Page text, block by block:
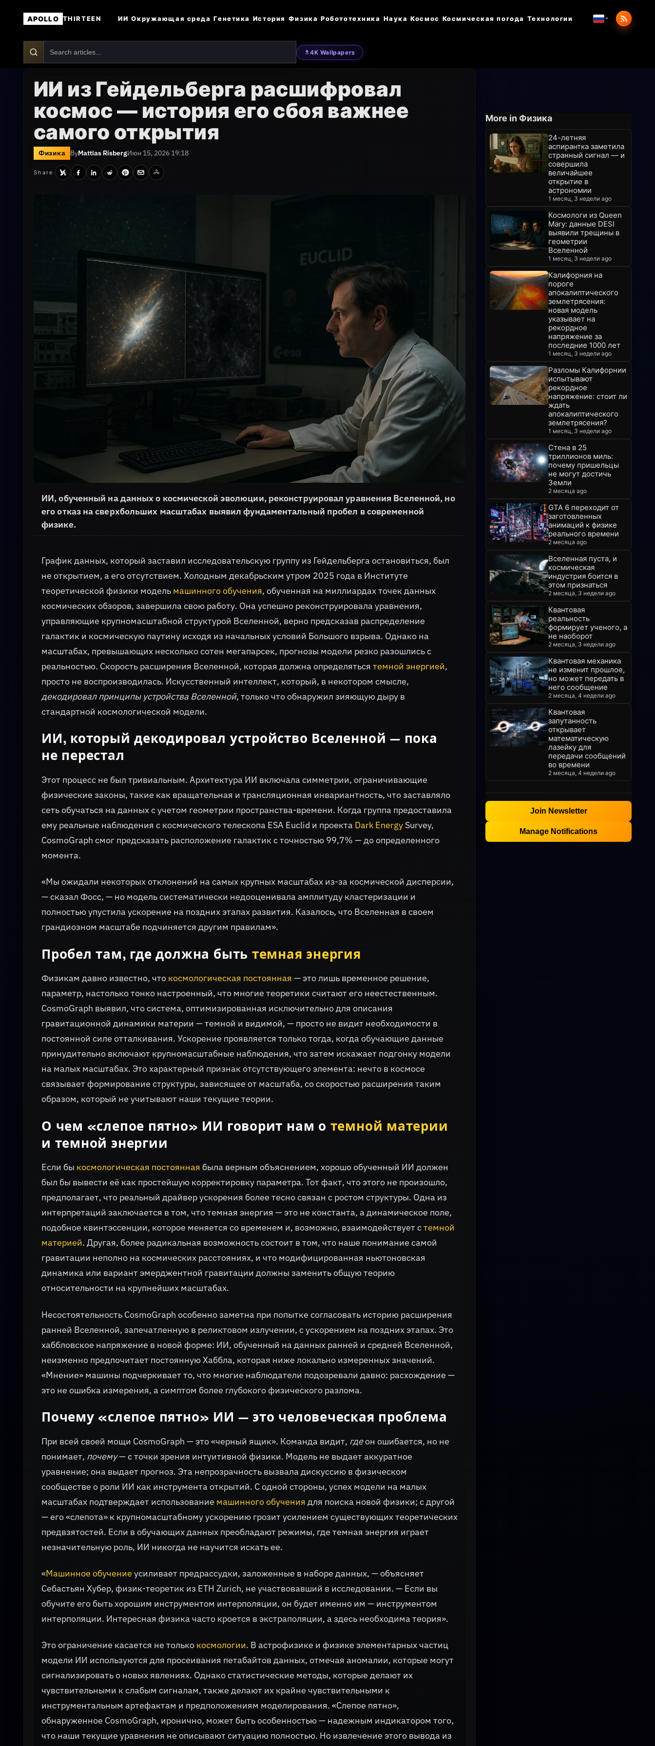
APOLLO THIRTEEN ИИ Окружающая среда Генетика История Физика Робототехника Наука Космос Космическая погода Технологии
4K Wallpapers
ИИ из Гейдельберга расшифровал
космос — история его сбоя важнее
самого открытия
Физика ByMattias RisbergИюн 15, 2026 19:18
Share
ИИ, обученный на данных о космической эволюции, реконструировал уравнения Вселенной, но
его отказ на сверхбольших масштабах выявил фундаментальный пробел в современной
физике.
График данных, который заставил исследовательскую группу из Гейдельберга остановиться, был
не открытием, а его отсутствием. Холодным декабрьским утром 2025 года в Институте
теоретической физики модель машинного обучения, обученная на миллиардах точек данных
космических обзоров, завершила свою работу. Она успешно реконструировала уравнения,
управляющие крупномасштабной структурой Вселенной, верно предсказав распределение
галактик и космическую паутину исходя из начальных условий Большого взрыва. Однако на
масштабах, превышающих несколько сотен мегапарсек, прогнозы модели резко разошлись с
реальностью. Скорость расширения Вселенной, которая должна определяться темной энергией,
просто не воспроизводилась. Искусственный интеллект, который, в некотором смысле,
декодировал принципы устройства Вселенной, только что обнаружил зияющую дыру в
стандартной космологической модели.
ИИ, который декодировал устройство Вселенной — пока
не перестал
Этот процесс не был тривиальным. Архитектура ИИ включала симметрии, ограничивающие
физические законы, такие как вращательная и трансляционная инвариантность, что заставляло
сеть обучаться на данных с учетом геометрии пространства-времени. Когда группа предоставила
ему реальные наблюдения с космического телескопа ESA Euclid и проекта Dark Energy Survey,
CosmoGraph смог предсказать расположение галактик с точностью 99,7% — до определенного
момента.
«Мы ожидали некоторых отклонений на самых крупных масштабах из-за космической дисперсии,
— сказал Фосс, — но модель систематически недооценивала амплитуду кластеризации и
полностью упустила ускорение на поздних этапах развития. Казалось, что Вселенная в своем
грандиозном масштабе подчиняется другим правилам».
Пробел там, где должна быть темная энергия
Физикам давно известно, что космологическая постоянная — это лишь временное решение,
параметр, настолько тонко настроенный, что многие теоретики считают его неестественным.
CosmoGraph выявил, что система, оптимизированная исключительно для описания
гравитационной динамики материи — темной и видимой, — просто не видит необходимости в
постоянной силе отталкивания. Ускорение проявляется только тогда, когда обучающие данные
принудительно включают крупномасштабные наблюдения, что затем искажает подгонку модели
на малых масштабах. Это характерный признак отсутствующего элемента: нечто в космосе
связывает формирование структуры, зависящее от масштаба, со скоростью расширения таким
образом, который не учитывают наши текущие теории.
О чем «слепое пятно» ИИ говорит нам о темной материи
и темной энергии
Если бы космологическая постоянная была верным объяснением, хорошо обученный ИИ должен
был бы вывести её как простейшую корректировку параметра. Тот факт, что этого не произошло,
предполагает, что реальный драйвер ускорения более тесно связан с ростом структуры. Одна из
интерпретаций заключается в том, что темная энергия — это не константа, а динамическое поле,
подобное квинтэссенции, которое меняется со временем и, возможно, взаимодействует стемной
материей. Другая, более радикальная возможность состоит в том, что наше понимание самой
гравитации неполно на космических расстояниях, и что модифицированная ньютоновская
динамика или вариант эмерджентной гравитации должны заменить общую теорию
относительности на крупнейших масштабах.
Несостоятельность CosmoGraph особенно заметна при попытке согласовать историю расширения
ранней Вселенной, запечатленную в реликтовом излучении, с ускорением на поздних этапах. Это
хаббловское напряжение в новой форме: ИИ, обученный на данных ранней и средней Вселенной,
неизменно предпочитает постоянную Хаббла, которая ниже локально измеренных значений.
«Мнение» машины подчеркивает то, что многие наблюдатели подозревали давно: расхождение —
это не ошибка измерения, а симптом более глубокого физического разлома.
Почему «слепое пятно» ИИ — это человеческая проблема
При всей своей мощи CosmoGraph — это «черный ящик». Команда видит, гдеон ошибается, но не
понимает, почему— с точки зрения интуитивной физики. Модель не выдает аккуратное
уравнение; она выдает прогноз. Эта непрозрачность вызвала дискуссию в физическом
сообществе о роли ИИ как инструмента открытий. С одной стороны, успех модели на малых
масштабах подтверждает использование машинного обучения для поиска новой физики; с другой
— его «слепота» к крупномасштабному ускорению грозит усилением существующих теоретических
предвзятостей. Если в обучающих данных преобладают режимы, где темная энергия играет
незначительную роль, ИИ никогда не научится искать ее.
«Машинное обучение усиливает предрассудки, заложенные в наборе данных, — объясняет
Себастьян Хубер, физик-теоретик из ETH Zurich, не участвовавший в исследовании. — Если вы
обучите его быть хорошим инструментом интерполяции, он будет именно им — инструментом
интерполяции. Интересная физика часто кроется в экстраполяции, а здесь необходима теория».
Это ограничение касается не только космологии. В астрофизике и физике элементарных частиц
модели ИИ используются для просеивания петабайтов данных, отмечая аномалии, которые могут
сигнализировать о новых явлениях. Однако статистические методы, которые делают их
чувствительными к слабым сигналам, также делают их крайне чувствительными к
инструментальным артефактам и предположениям моделирования. «Слепое пятно»,
обнаруженное CosmoGraph, иронично, может быть особенностью — надежным индикатором того,
что наши текущие уравнения не описывают ситуацию полностью. Но извлечение этого вывода из
More in Физика
24-летняя
аспирантка заметила
странный сигнал — и
совершила
величайшее
открытие в
астрономии
1 месяц, 3 недели ago
Космологи из Queen
Mary: данные DESI
выявили трещины в
геометрии
Вселенной
1 месяц, 3 недели ago
Калифорния на
пороге
апокалиптического
землетрясения:
новая модель
указывает на
рекордное
напряжение за
последние 1000 лет
1 месяц, 3 недели ago
Разломы Калифорнии
испытывают
рекордное
напряжение: стоит ли
ждать
апокалиптического
землетрясения?
1 месяц, 3 недели ago
Стена в 25
триллионов миль:
почему пришельцы
не могут достичь
Земли
2 месяца ago
GTA 6 переходит от
заготовленных
анимаций к физике
реального времени
2 месяца ago
Вселенная пуста, и
космическая
индустрия боится в
этом признаться
2 месяца, 3 недели ago
Квантовая
реальность
формирует ученого, а
не наоборот
2 месяца, 3 недели ago
Квантовая механика
не изменит прошлое,
но может передать в
него сообщение
2 месяца, 4 недели ago
Квантовая
запутанность
открывает
математическую
лазейку для
передачи сообщений
во времени
2 месяца, 4 недели ago
Join Newsletter
Manage Notifications